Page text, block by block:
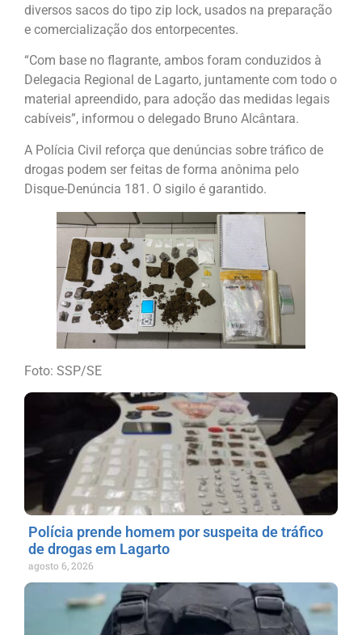
diversos sacos do tipo zip lock, usados na preparação
e comercialização dos entorpecentes.
“Com base no flagrante, ambos foram conduzidos à
Delegacia Regional de Lagarto, juntamente com todo o
material apreendido, para adoção das medidas legais
cabíveis”, informou o delegado Bruno Alcântara.
A Polícia Civil reforça que denúncias sobre tráfico de
drogas podem ser feitas de forma anônima pelo
Disque-Denúncia 181. O sigilo é garantido.
Foto: SSP/SE
Polícia prende homem por suspeita de tráfico
de drogas em Lagarto
agosto 6, 2026